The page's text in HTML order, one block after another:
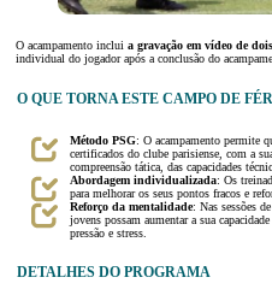
O acampamento inclui a gravação em vídeo de
individual do jogador após a conclusão do
O QUE TORNA ESTE CAMPO DE
Método PSG: O acampamento permite
certificados do clube parisiense, com a
compreensão tática, das capacidades
Abordagem individualizada: Os
para melhorar os seus pontos fracos e
Reforço da mentalidade: Nas sessões
jovens possam aumentar a sua
pressão e stress.
DETALHES DO PROGRAMA